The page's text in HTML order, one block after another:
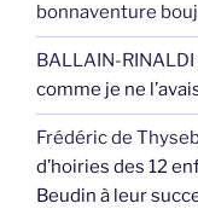
bonnaventure
BALLAIN-RINALDI
comme je ne
Frédéric de
d’hoiries des 12
Beudin à leur